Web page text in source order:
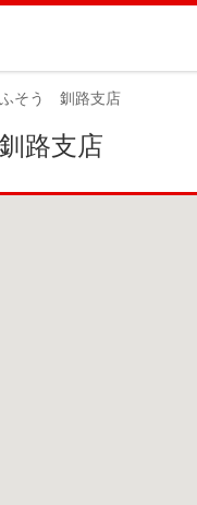
そう 釧路支店
路支店